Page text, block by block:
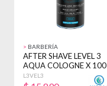
> BARBERÍA
AFTER SHAVE LEVEL 3
AQUA COLOGNE X 100
ML
L3VEL3